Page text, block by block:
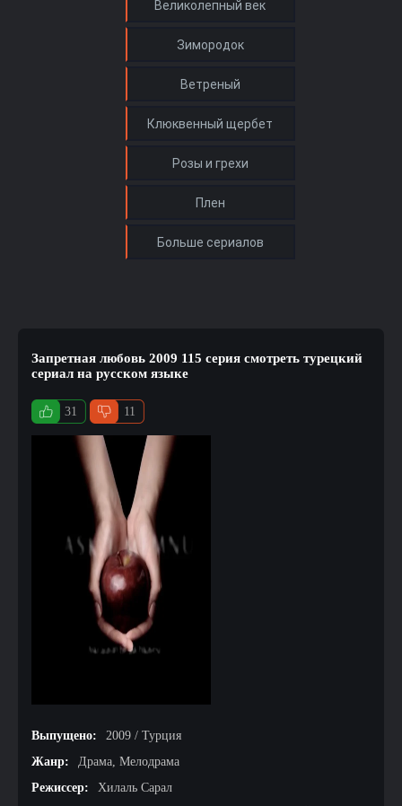
Запретная любовь 2009 115 серия смотреть турецкий
сериал на русском языке
31 11
Выпущено:
2009 / Турция
Жанр:
Драма, Мелодрама
Режиссер:
Хилаль Сарал